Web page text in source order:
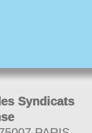
Syndicats